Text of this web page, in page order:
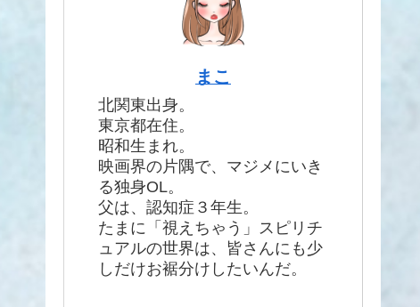
まこ
北関東出身。
東京都在住。
昭和生まれ。
映画界の片隅で、マジメにいき
る独身OL。
父は、認知症３年生。
たまに「視えちゃう」スピリチ
ュアルの世界は、皆さんにも少
しだけお裾分けしたいんだ。